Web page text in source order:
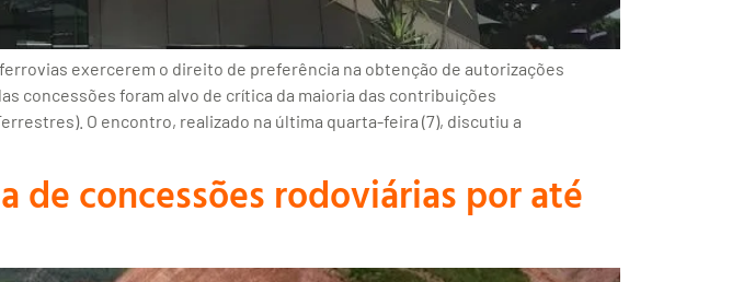
exercerem o direito de preferência na obtenção de autorizações
concessões foram alvo de crítica da maioria das contribuições
O encontro, realizado na última quarta-feira (7), discutiu a
de concessões rodoviárias por até